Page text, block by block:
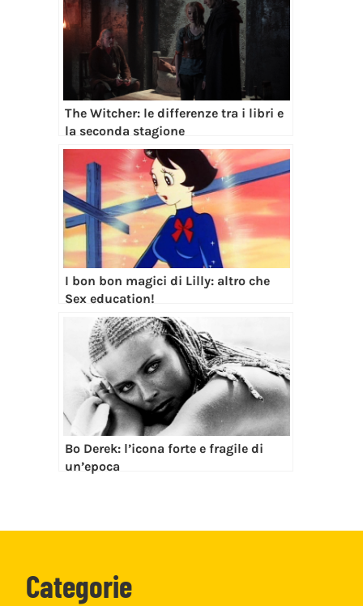
The Witcher: le differenze tra i libri e
la seconda stagione
I bon bon magici di Lilly: altro che
Sex education!
Bo Derek: l’icona forte e fragile di
un’epoca
Categorie